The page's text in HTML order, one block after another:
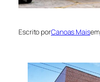
Escrito porCanoas Maisem